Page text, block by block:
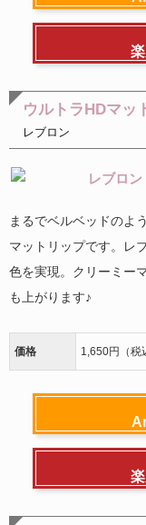
ウルトラHDマッ
レブロン
まるでベルベッドのよ
マットリップです。レ
色を実現。クリーミー
も上がります♪
価格 1,650円（税